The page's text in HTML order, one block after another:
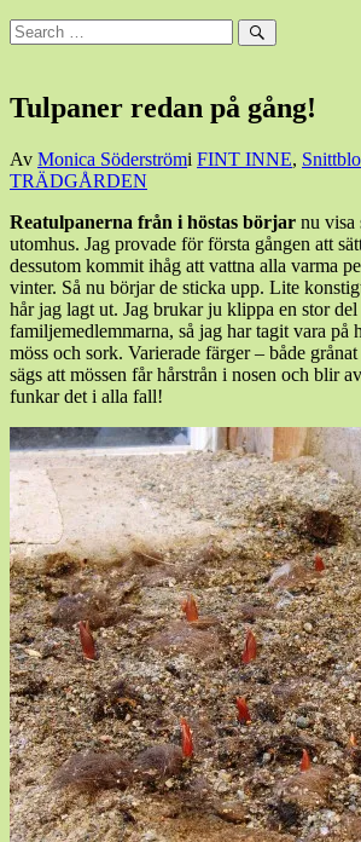
Sök
efter:
Sök
Tulpaner redan på gång!
Den
18
201518
mars,
2015
Av Monica Söderströmi FINT INNE,
TRÄDGÅRDEN
Reatulpanerna från i höstas börjar nu visa
utomhus. Jag provade för första gången att
dessutom kommit ihåg att vattna alla varma
vinter. Så nu börjar de sticka upp. Lite
hår jag lagt ut. Jag brukar ju klippa en stor del
familjemedlemmarna, så jag har tagit vara på
möss och sork. Varierade färger – både
sägs att mössen får hårstrån i nosen och blir
funkar det i alla fall!